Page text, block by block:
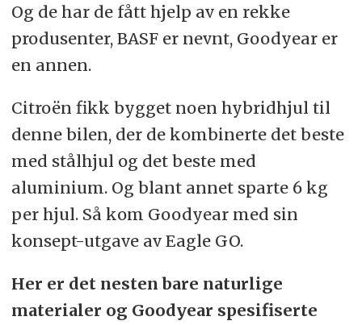
Og de har de fått hjelp av en rekke
produsenter, BASF er nevnt, Goodyear er
en annen.
Citroën fikk bygget noen hybridhjul til
denne bilen, der de kombinerte det beste
med stålhjul og det beste med
aluminium. Og blant annet sparte 6 kg
per hjul. Så kom Goodyear med sin
konsept-utgave av Eagle GO.
Her er det nesten bare naturlige
materialer og Goodyear spesifiserte